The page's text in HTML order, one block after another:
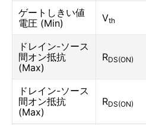
ゲートしきい値
電圧 (Min)
Vth
ドレイン-ソース
間オン抵抗
(Max)
RDS(ON)
ドレイン-ソース
間オン抵抗
(Max)
RDS(ON)